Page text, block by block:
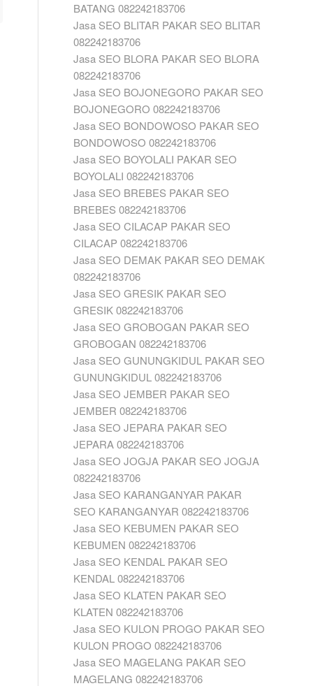
BATANG 082242183706
Jasa SEO BLITAR PAKAR SEO BLITAR
082242183706
Jasa SEO BLORA PAKAR SEO BLORA
082242183706
Jasa SEO BOJONEGORO PAKAR SEO
BOJONEGORO 082242183706
Jasa SEO BONDOWOSO PAKAR SEO
BONDOWOSO 082242183706
Jasa SEO BOYOLALI PAKAR SEO
BOYOLALI 082242183706
Jasa SEO BREBES PAKAR SEO
BREBES 082242183706
Jasa SEO CILACAP PAKAR SEO
CILACAP 082242183706
Jasa SEO DEMAK PAKAR SEO DEMAK
082242183706
Jasa SEO GRESIK PAKAR SEO
GRESIK 082242183706
Jasa SEO GROBOGAN PAKAR SEO
GROBOGAN 082242183706
Jasa SEO GUNUNGKIDUL PAKAR SEO
GUNUNGKIDUL 082242183706
Jasa SEO JEMBER PAKAR SEO
JEMBER 082242183706
Jasa SEO JEPARA PAKAR SEO
JEPARA 082242183706
Jasa SEO JOGJA PAKAR SEO JOGJA
082242183706
Jasa SEO KARANGANYAR PAKAR
SEO KARANGANYAR 082242183706
Jasa SEO KEBUMEN PAKAR SEO
KEBUMEN 082242183706
Jasa SEO KENDAL PAKAR SEO
KENDAL 082242183706
Jasa SEO KLATEN PAKAR SEO
KLATEN 082242183706
Jasa SEO KULON PROGO PAKAR SEO
KULON PROGO 082242183706
Jasa SEO MAGELANG PAKAR SEO
MAGELANG 082242183706